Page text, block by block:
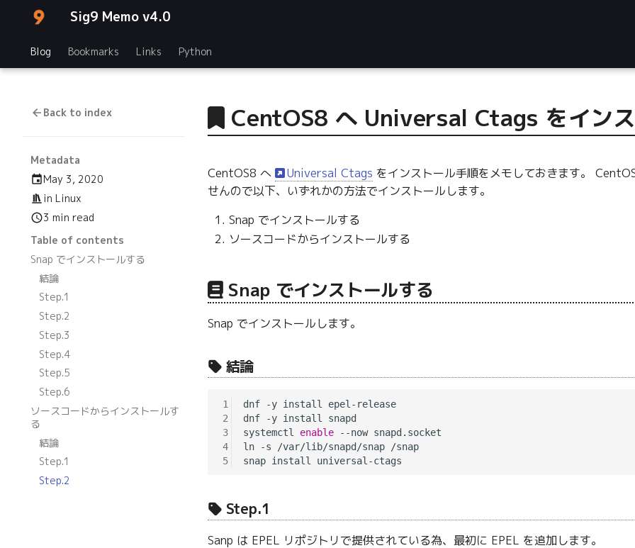
Sig9 Memo v4.0
Blog Bookmarks Links Python
Back to index
Metadata
May 3, 2020
inLinux
3 min read
Table of contents
Snap でインストールする
結論
Step.1
Step.2
Step.3
Step.4
Step.5
Step.6
ソースコードからインストールす
る
結論
Step.1
Step.2
CentOS8 へ Universal Ctags をイン
CentOS8 へ Universal Ctags をインストール手順をメモしておきます。
せんので以下、いずれかの方法でインストールします。
Snap でインストールする
ソースコードからインストールする
Snap でインストールする
Snap でインストールします。
結論
1
2
3
4
5
dnf -y install epel-release
dnf -y install snapd
systemctl enable --now snapd.socket
ln -s /var/lib/snapd/snap /snap
Step.1
Sanp は EPEL リポジトリで提供されている為、最初に EPEL を追加します。